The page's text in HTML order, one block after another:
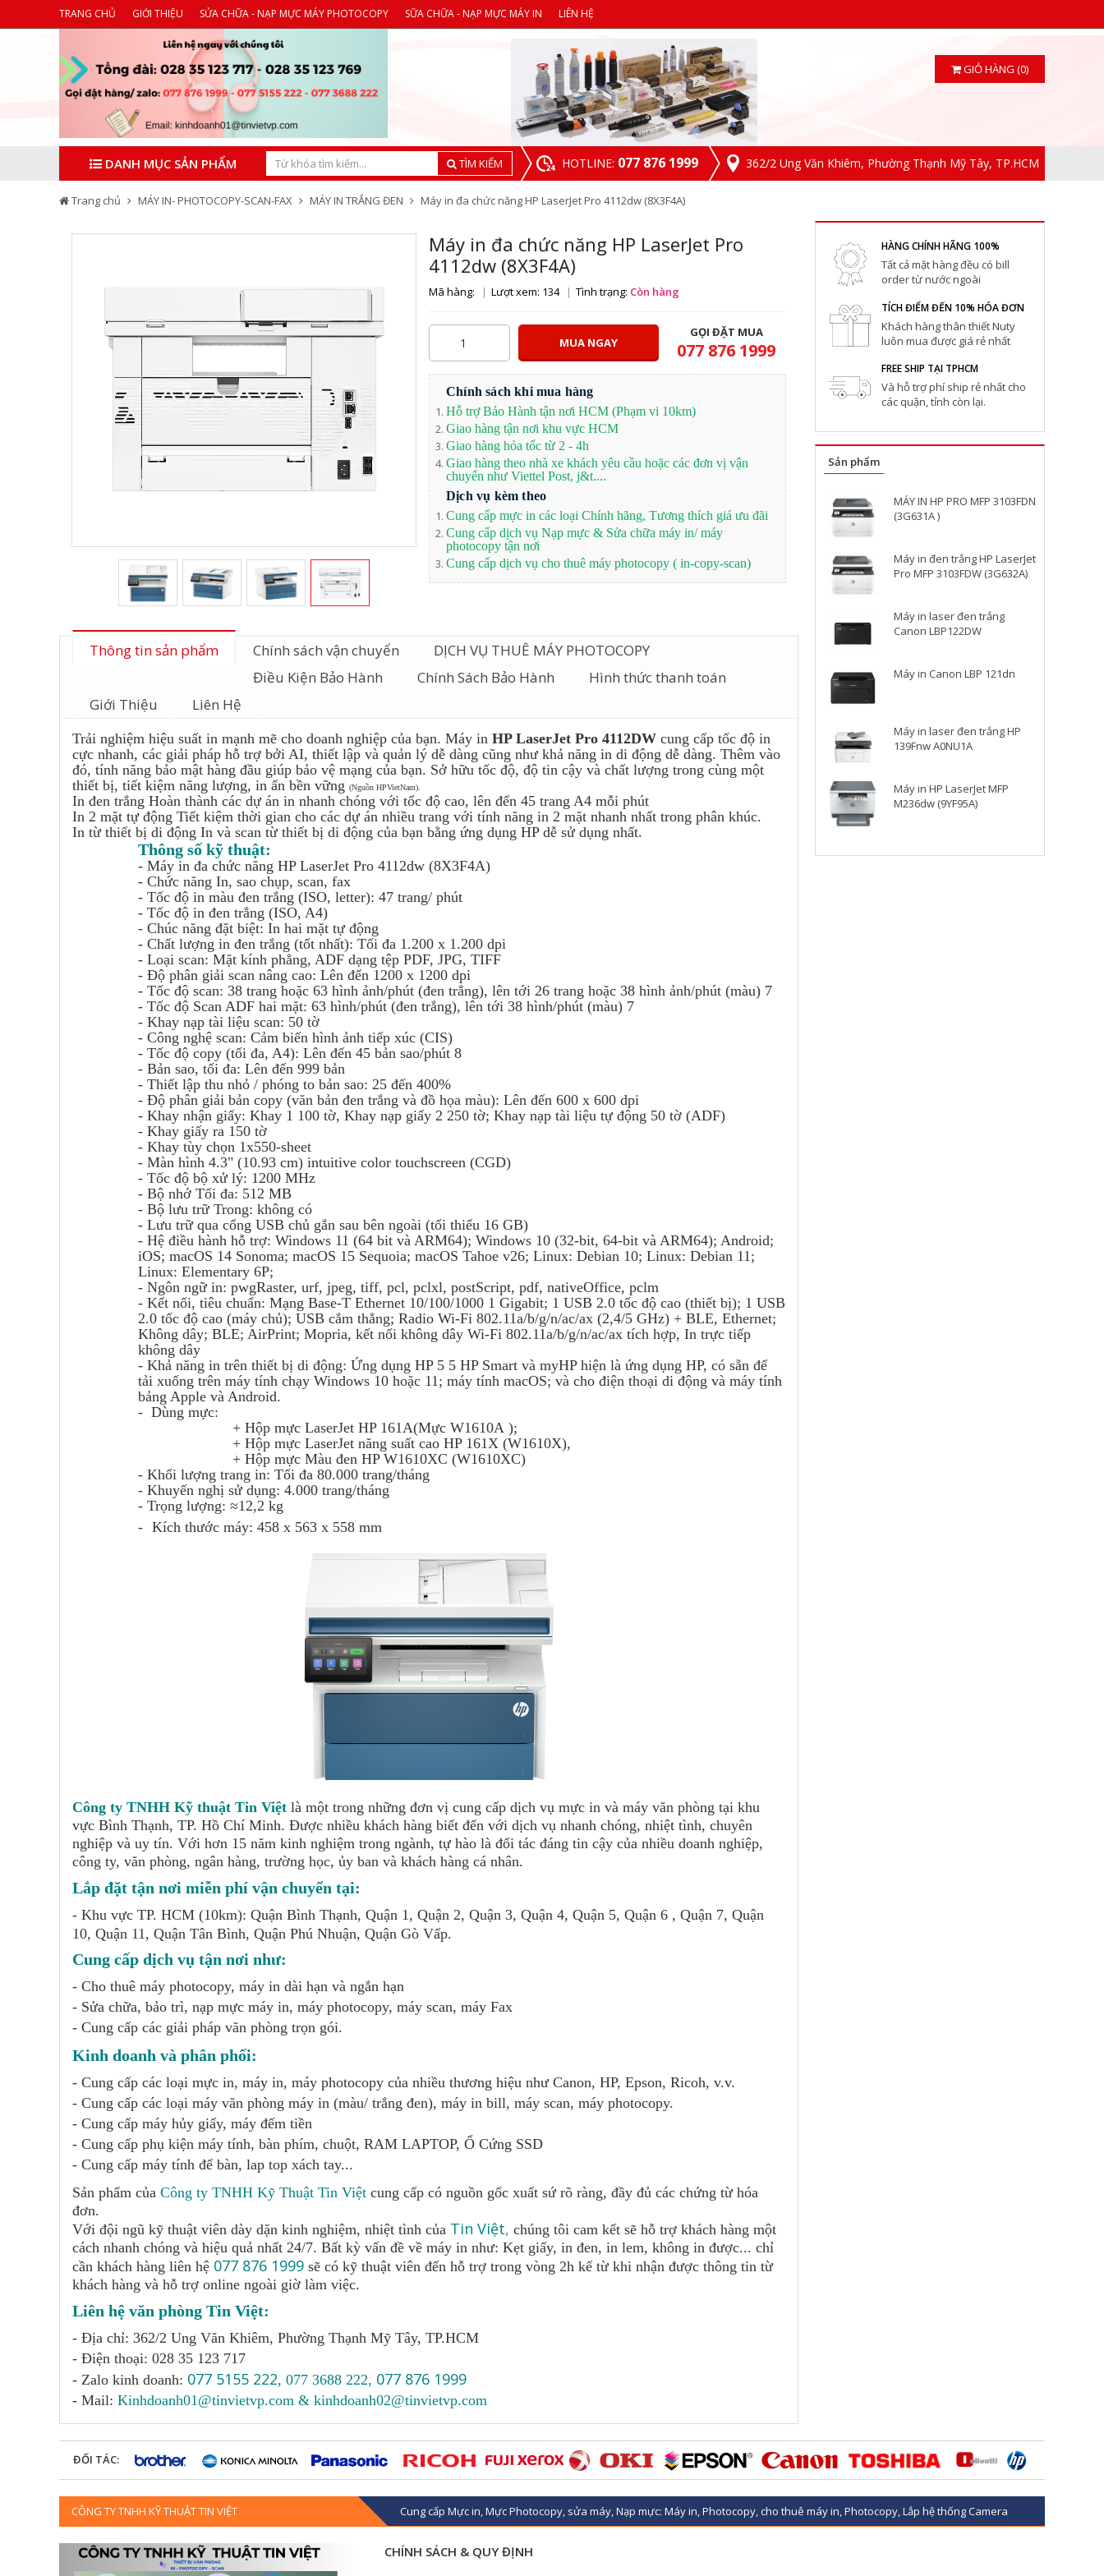
TRANG CHỦ GIỚI THIỆU SỬA CHỮA - NẠP MỰC MÁY PHOTOCOPY SỮA CHỮA - NẠP MỰC MÁY IN LIÊN HỆ
GIỎ HÀNG (0)
DANH MỤC SẢN PHẨM TÌM KIẾM HOTLINE: 077 876 1999 362/2 Ung Văn Khiêm, Phường Thạnh Mỹ Tây, TP.HCM
Trang chủ MÁY IN- PHOTOCOPY-SCAN-FAX MÁY IN TRẮNG ĐEN Máy in đa chức năng HP LaserJet Pro 4112dw (8X3F4A)
Máy in đa chức năng HP LaserJet Pro
4112dw (8X3F4A)
Mã hàng: Lượt xem: 134 Tình trạng: Còn hàng
MUA NGAY
GỌI ĐẶT MUA
077 876 1999
Chính sách khi mua hàng
Hỗ trợ Bảo Hành tận nơi HCM (Phạm vi 10km)
Giao hàng tận nơi khu vực HCM
Giao hàng hỏa tốc từ 2 - 4h
Giao hàng theo nhà xe khách yêu cầu hoặc các đơn vị vận
chuyển như Viettel Post, j&t....
Dịch vụ kèm theo
Cung cấp mực in các loại Chính hãng, Tương thích giá ưu đãi
Cung cấp dịch vụ Nạp mực & Sửa chữa máy in/ máy
photocopy tận nơi
Cung cấp dịch vụ cho thuê máy photocopy ( in-copy-scan)
Thông tin sản phẩm Chính sách vận chuyển
DỊCH VỤ THUÊ MÁY PHOTOCOPY
Điều Kiện Bảo Hành
Chính Sách Bảo Hành
Hình thức thanh toán
Giới Thiệu
Liên Hệ
Trải nghiệm hiệu suất in mạnh mẽ cho doanh nghiệp của bạn. Máy in HP LaserJet Pro 4112DW cung cấp tốc độ in
cực nhanh, các giải pháp hỗ trợ bởi AI, thiết lập và quản lý dễ dàng cũng như khả năng in di động dễ dàng. Thêm vào
đó, tính năng bảo mật hàng đầu giúp bảo vệ mạng của bạn. Sở hữu tốc độ, độ tin cậy và chất lượng trong cùng một
thiết bị, tiết kiệm năng lượng, in ấn bền vững (Nguồn HPVietNam).
In đen trắng Hoàn thành các dự án in nhanh chóng với tốc độ cao, lên đến 45 trang A4 mỗi phút
In 2 mặt tự động Tiết kiệm thời gian cho các dự án nhiều trang với tính năng in 2 mặt nhanh nhất trong phân khúc.
In từ thiết bị di động In và scan từ thiết bị di động của bạn bằng ứng dụng HP dễ sử dụng nhất.
Thông số kỹ thuật:
- Máy in đa chức năng HP LaserJet Pro 4112dw (8X3F4A)
- Chức năng In, sao chụp, scan, fax
- Tốc độ in màu đen trắng (ISO, letter): 47 trang/ phút
- Tốc độ in đen trắng (ISO, A4)
- Chúc năng đặt biệt: In hai mặt tự động
- Chất lượng in đen trắng (tốt nhất): Tối đa 1.200 x 1.200 dpi
- Loại scan: Mặt kính phẳng, ADF dạng tệp PDF, JPG, TIFF
- Độ phân giải scan nâng cao: Lên đến 1200 x 1200 dpi
- Tốc độ scan: 38 trang hoặc 63 hình ảnh/phút (đen trắng), lên tới 26 trang hoặc 38 hình ảnh/phút (màu) 7
- Tốc độ Scan ADF hai mặt: 63 hình/phút (đen trắng), lên tới 38 hình/phút (màu) 7
- Khay nạp tài liệu scan: 50 tờ
- Công nghệ scan: Cảm biến hình ảnh tiếp xúc (CIS)
- Tốc độ copy (tối đa, A4): Lên đến 45 bản sao/phút 8
- Bản sao, tối đa: Lên đến 999 bản
- Thiết lập thu nhỏ / phóng to bản sao: 25 đến 400%
- Độ phân giải bản copy (văn bản đen trắng và đồ họa màu): Lên đến 600 x 600 dpi
- Khay nhận giấy: Khay 1 100 tờ, Khay nạp giấy 2 250 tờ; Khay nạp tài liệu tự động 50 tờ (ADF)
- Khay giấy ra 150 tờ
- Khay tùy chọn 1x550-sheet
- Màn hình 4.3" (10.93 cm) intuitive color touchscreen (CGD)
- Tốc độ bộ xử lý: 1200 MHz
- Bộ nhớ Tối đa: 512 MB
- Bộ lưu trữ Trong: không có
- Lưu trữ qua cổng USB chủ gắn sau bên ngoài (tối thiểu 16 GB)
- Hệ điều hành hỗ trợ: Windows 11 (64 bit và ARM64); Windows 10 (32-bit, 64-bit và ARM64); Android;
iOS; macOS 14 Sonoma; macOS 15 Sequoia; macOS Tahoe v26; Linux: Debian 10; Linux: Debian 11;
Linux: Elementary 6P;
- Ngôn ngữ in: pwgRaster, urf, jpeg, tiff, pcl, pclxl, postScript, pdf, nativeOffice, pclm
- Kết nối, tiêu chuẩn: Mạng Base-T Ethernet 10/100/1000 1 Gigabit; 1 USB 2.0 tốc độ cao (thiết bị); 1 USB
2.0 tốc độ cao (máy chủ); USB cắm thẳng; Radio Wi-Fi 802.11a/b/g/n/ac/ax (2,4/5 GHz) + BLE, Ethernet;
Không dây; BLE; AirPrint; Mopria, kết nối không dây Wi-Fi 802.11a/b/g/n/ac/ax tích hợp, In trực tiếp
không dây
- Khả năng in trên thiết bị di động: Ứng dụng HP 5 5 HP Smart và myHP hiện là ứng dụng HP, có sẵn để
tải xuống trên máy tính chạy Windows 10 hoặc 11; máy tính macOS; và cho điện thoại di động và máy tính
bảng Apple và Android.
- Dùng mực:
+ Hộp mực LaserJet HP 161A(Mực W1610A );
+ Hộp mực LaserJet năng suất cao HP 161X (W1610X),
+ Hộp mực Màu đen HP W1610XC (W1610XC)
- Khối lượng trang in: Tối đa 80.000 trang/tháng
- Khuyến nghị sử dụng: 4.000 trang/tháng
- Trọng lượng: ≈12,2 kg
- Kích thước máy: 458 x 563 x 558 mm
Công ty TNHH Kỹ thuật Tin Việt là một trong những đơn vị cung cấp dịch vụ mực in và máy văn phòng tại khu
vực Bình Thạnh, TP. Hồ Chí Minh. Được nhiều khách hàng biết đến với dịch vụ nhanh chóng, nhiệt tình, chuyên
nghiệp và uy tín. Với hơn 15 năm kinh nghiệm trong ngành, tự hào là đối tác đáng tin cậy của nhiều doanh nghiệp,
công ty, văn phòng, ngân hàng, trường học, ủy ban và khách hàng cá nhân.
Lắp đặt tận nơi miễn phí vận chuyển tại:
- Khu vực TP. HCM (10km): Quận Bình Thạnh, Quận 1, Quận 2, Quận 3, Quận 4, Quận 5, Quận 6 , Quận 7, Quận
10, Quận 11, Quận Tân Bình, Quận Phú Nhuận, Quận Gò Vấp.
Cung cấp dịch vụ tận nơi như:
- Cho thuê máy photocopy, máy in dài hạn và ngắn hạn
- Sửa chữa, bảo trì, nạp mực máy in, máy photocopy, máy scan, máy Fax
- Cung cấp các giải pháp văn phòng trọn gói.
Kinh doanh và phân phối:
- Cung cấp các loại mực in, máy in, máy photocopy của nhiều thương hiệu như Canon, HP, Epson, Ricoh, v.v.
- Cung cấp các loại máy văn phòng máy in (màu/ trắng đen), máy in bill, máy scan, máy photocopy.
- Cung cấp máy hủy giấy, máy đếm tiền
- Cung cấp phụ kiện máy tính, bàn phím, chuột, RAM LAPTOP, Ổ Cứng SSD
- Cung cấp máy tính để bàn, lap top xách tay...
Sản phẩm của Công ty TNHH Kỹ Thuật Tin Việt cung cấp có nguồn gốc xuất sứ rõ ràng, đầy đủ các chứng từ hóa
đơn.
Với đội ngũ kỹ thuật viên dày dặn kinh nghiệm, nhiệt tình của Tin Việt, chúng tôi cam kết sẽ hỗ trợ khách hàng một
cách nhanh chóng và hiệu quả nhất 24/7. Bất kỳ vấn đề về máy in như: Kẹt giấy, in đen, in lem, không in được... chỉ
cần khách hàng liên hệ 077 876 1999 sẽ có kỹ thuật viên đến hỗ trợ trong vòng 2h kể từ khi nhận được thông tin từ
khách hàng và hỗ trợ online ngoài giờ làm việc.
Liên hệ văn phòng Tin Việt:
- Địa chỉ: 362/2 Ung Văn Khiêm, Phường Thạnh Mỹ Tây, TP.HCM
- Điện thoại: 028 35 123 717
- Zalo kinh doanh: 077 5155 222, 077 3688 222, 077 876 1999
- Mail: Kinhdoanh01@tinvietvp.com & kinhdoanh02@tinvietvp.com
HÀNG CHÍNH HÃNG 100%
Tất cả mặt hàng đều có bill
order từ nước ngoài
TÍCH ĐIỂM ĐẾN 10% HÓA ĐƠN
Khách hàng thân thiết Nuty
luôn mua được giá rẻ nhất
FREE SHIP TẠI TPHCM
Và hỗ trợ phí ship rẻ nhất cho
các quận, tỉnh còn lại.
Sản phẩm
MÁY IN HP PRO MFP 3103FDN
(3G631A )
Máy in đen trắng HP LaserJet
Pro MFP 3103FDW (3G632A)
Máy in laser đen trắng
Canon LBP122DW
Máy in Canon LBP 121dn
Máy in laser đen trắng HP
139Fnw A0NU1A
Máy in HP LaserJet MFP
M236dw (9YF95A)
ĐỐI TÁC:
CÔNG TY TNHH KỸ THUẬT TIN VIỆT Cung cấp Mực in, Mực Photocopy, sửa máy, Nạp mực: Máy in, Photocopy, cho thuê máy in, Photocopy, Lắp hệ thống Camera
CHÍNH SÁCH & QUY ĐỊNH